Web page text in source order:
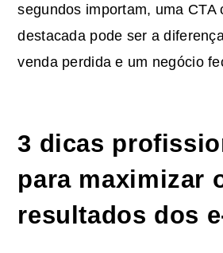
segundos importam, uma CTA
destacada pode ser a
venda perdida e um negócio
3 dicas
para maximizar
resultados dos